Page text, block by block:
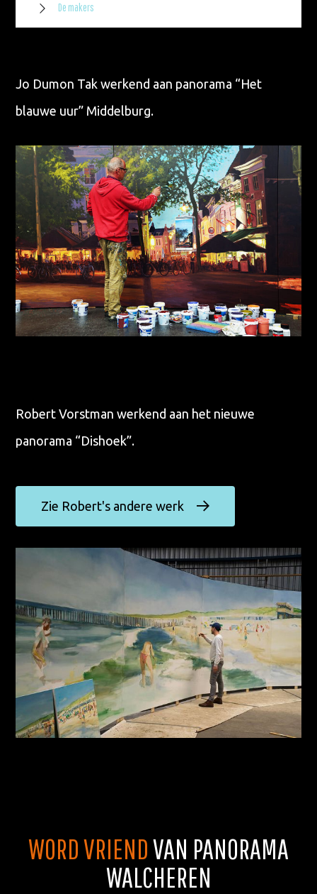
Waar ben je naar op zoek?
Jo Dumon Tak werkend aan panorama “Het
blauwe uur” Middelburg.
Robert Vorstman werkend aan het nieuwe
panorama “Dishoek”.
Zie Robert's andere werk
De makers
WORD VRIENDVAN PANORAMA
WALCHEREN